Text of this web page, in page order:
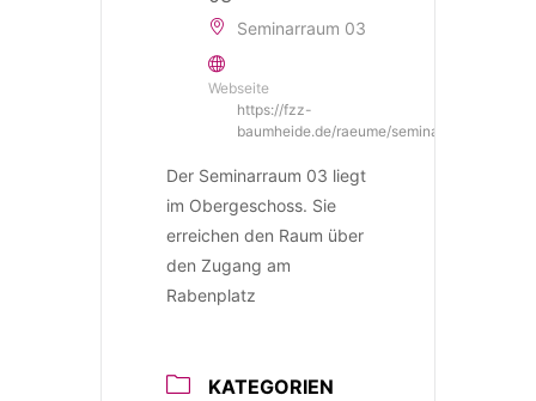
Seminarraum 03
Webseite
https://fzz-
baumheide.de/raeume/seminar03/
Der Seminarraum 03 liegt
im Obergeschoss. Sie
erreichen den Raum über
den Zugang am
Rabenplatz
KATEGORIEN